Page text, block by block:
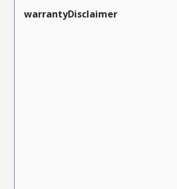
warrantyDisclaimer